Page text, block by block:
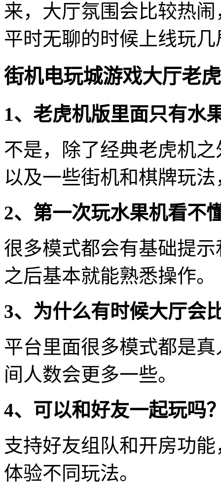
来，大厅氛围会比较热
平时无聊的时候上线玩
街机电玩城游戏大厅老
1、老虎机版里面只有水
不是，除了经典老虎机
以及一些街机和棋牌玩
2、第一次玩水果机看不
很多模式都会有基础提
之后基本就能熟悉操作。
3、为什么有时候大厅会
平台里面很多模式都是
间人数会更多一些。
4、可以和好友一起玩吗
支持好友组队和开房功
体验不同玩法。